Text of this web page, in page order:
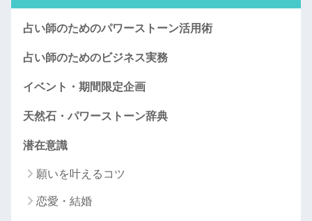
占い師のためのパワーストーン活用術
占い師のためのビジネス実務
イベント・期間限定企画
天然石・パワーストーン辞典
潜在意識
願いを叶えるコツ
恋愛・結婚